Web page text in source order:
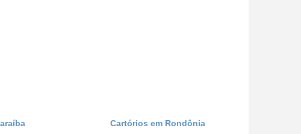
Cartórios em Rondônia